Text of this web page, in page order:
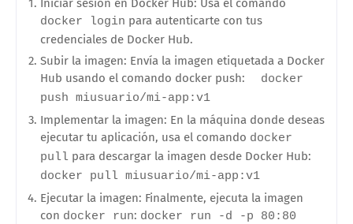
Iniciar sesión en Docker Hub: Usa el comando
docker login para autenticarte con tus
credenciales de Docker Hub.
Subir la imagen: Envía la imagen etiquetada a Docker
Hub usando el comando docker push: docker
push miusuario/mi-app:v1
Implementar la imagen: En la máquina donde deseas
ejecutar tu aplicación, usa el comando docker
pull para descargar la imagen desde Docker Hub:
docker pull miusuario/mi-app:v1
Ejecutar la imagen: Finalmente, ejecuta la imagen
con docker run: docker run -d -p 80:80